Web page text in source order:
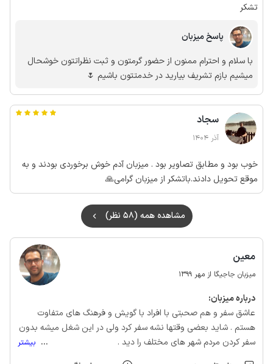
تشکر
پاسخ میزبان
با سلام و احترام ممنون از حضور گرمتون و ثبت نظراتتون خوشحال
میشیم بازم تشریف بیارید در خدمتتون باشیم 🌷
سجاد
آذر 1404
خوب بود و مطابق تصاویر بود . میزبان آدم خوش برخوردی بودند و به
موقع تحویل دادند.باتشکر از میزبان گرامی🙏
مشاهده همه (58 نظر)
معین
میزبان جاجیگا از مهر 1399
درباره‌ میزبان:
عاشق سفر و هم صحبتی با افراد با گویش و فرهنگ های متفاوت
هستم . شاید بعضی وقتها نشه سفر کرد ولی در این شغل میشه بدون
سفر کردن مردم شهر های مختلف را دید .
... بیشتر